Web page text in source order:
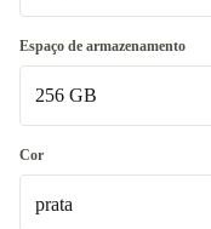
Premium
Ótimo
Novo
Espaço de armazenamento
256 GB
256 GB
512 GB
Cor
prata